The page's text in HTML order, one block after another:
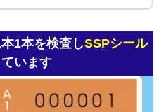
1本を検査しSSPシール
います